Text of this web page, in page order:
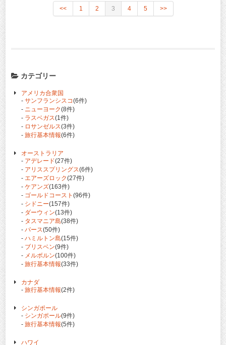
<< 1 2 3 4 5 >>
カテゴリー
アメリカ合衆国
- サンフランシスコ(6件)
- ニューヨーク(8件)
- ラスベガス(1件)
- ロサンゼルス(3件)
- 旅行基本情報(6件)
オーストラリア
- アデレード(27件)
- アリススプリングス(6件)
- エアーズロック(27件)
- ケアンズ(163件)
- ゴールドコースト (96件)
- シドニー(157件)
- ダーウィン(13件)
- タスマニア島(38件)
- パース(50件)
- ハミルトン島(15件)
- ブリスベン(9件)
- メルボルン(100件)
- 旅行基本情報(33件)
カナダ
- 旅行基本情報(2件)
シンガポール
- シンガポール(9件)
- 旅行基本情報(5件)
ハワイ